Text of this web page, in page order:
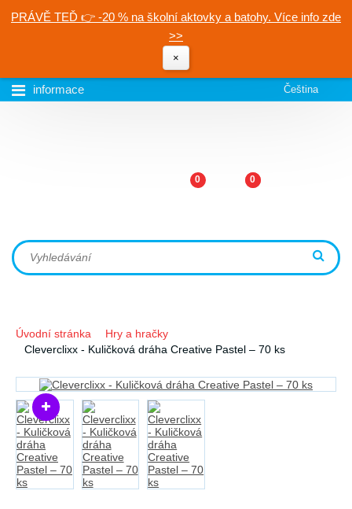
PRÁVĚ TEĎ 👉 -20 % na školní aktovky a batohy. Více info zde
>>
×
informace Čeština
0 0
Úvodní stránka
Hry a hračky
Cleverclixx - Kuličková dráha Creative Pastel – 70 ks